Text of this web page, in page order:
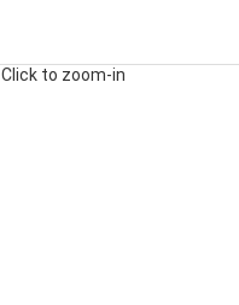
Click to zoom-in